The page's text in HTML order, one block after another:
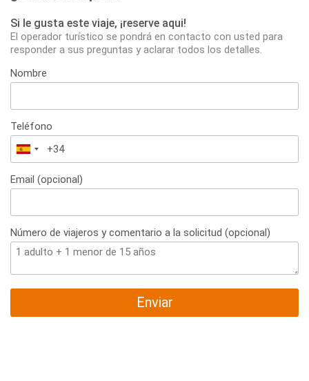
Si le gusta este viaje, ¡reserve aqui!
El operador turístico se pondrá en contacto con usted para
responder a sus preguntas y aclarar todos los detalles.
Nombre
Teléfono
España
+34
Email (opcional)
Número de viajeros y comentario a la solicitud (opcional)
Enviar